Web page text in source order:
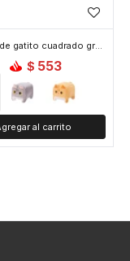
Peluche de gatito cuadrado grande - Blanco
$ 553